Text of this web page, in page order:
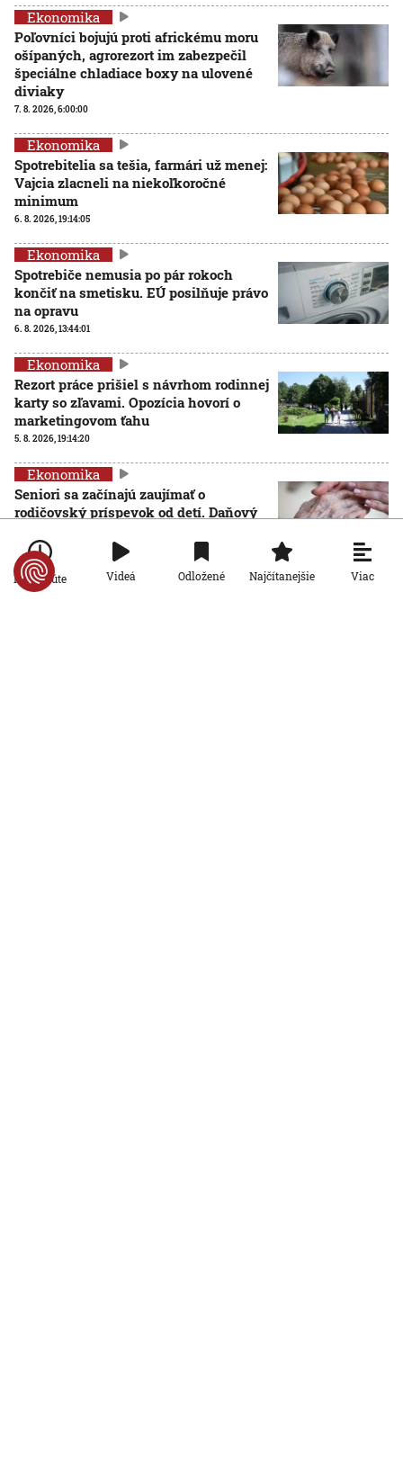
Ekonomika
Poľovníci bojujú proti africkému moru
ošípaných, agrorezort im zabezpečil
špeciálne chladiace boxy na ulovené
diviaky
7. 8. 2026, 6:00:00
Ekonomika
Spotrebitelia sa tešia, farmári už menej:
Vajcia zlacneli na niekoľkoročné
minimum
6. 8. 2026, 19:14:05
Ekonomika
Spotrebiče nemusia po pár rokoch
končiť na smetisku. EÚ posilňuje právo
na opravu
6. 8. 2026, 13:44:01
Ekonomika
Rezort práce prišiel s návrhom rodinnej
karty so zľavami. Opozícia hovorí o
marketingovom ťahu
5. 8. 2026, 19:14:20
Ekonomika
Seniori sa začínajú zaujímať o
rodičovský príspevok od detí. Daňový
informácie nedajú
5. 8. 2026, 19:08:24
Po minúte Videá Odložené Najčítanejšie Viac